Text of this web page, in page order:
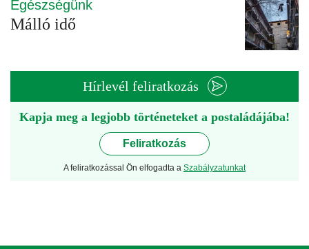
Egészségünk
Málló idő
Hírlevél feliratkozás
Kapja meg a legjobb történeteket a postaládájába!
Feliratkozás
A feliratkozással Ön elfogadta a Szabályzatunkat